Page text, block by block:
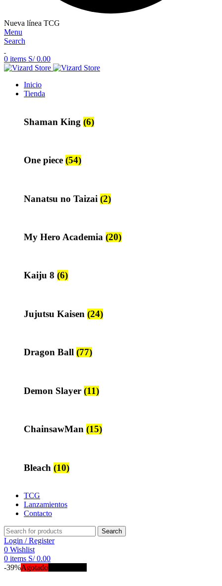
Nueva línea TCG
Menu
Search
0 items S/0.00
Inicio
Tienda
Shaman King (6)
One piece (54)
Nanatsu no Taizai (2)
My Hero Academia (20)
Kaiju 8 (6)
Jujutsu Kaisen (24)
Dragon Ball (77)
Demon Slayer (11)
ChainsawMan (15)
Bleach (10)
TCG
Lanzamientos
Contacto
Search
Login / Register
0 Wishlist
0 items S/0.00
-39%Agotado